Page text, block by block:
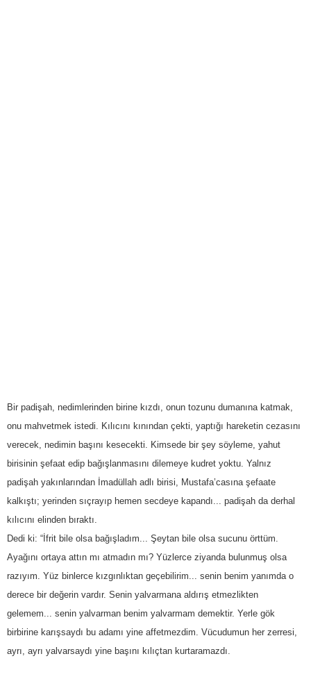
Bir padişah, nedimlerinden birine kızdı, onun tozunu dumanına katmak,
onu mahvetmek istedi. Kılıcını kınından çekti, yaptığı hareketin cezasını
verecek, nedimin başını kesecekti. Kimsede bir şey söyleme, yahut
birisinin şefaat edip bağışlanmasını dilemeye kudret yoktu. Yalnız
padişah yakınlarından İmadüllah adlı birisi, Mustafa’casına şefaate
kalkıştı; yerinden sıçrayıp hemen secdeye kapandı... padişah da derhal
kılıcını elinden bıraktı.
Dedi ki: “İfrit bile olsa bağışladım... Şeytan bile olsa sucunu örttüm.
Ayağını ortaya attın mı atmadın mı? Yüzlerce ziyanda bulunmuş olsa
razıyım. Yüz binlerce kızgınlıktan geçebilirim... senin benim yanımda o
derece bir değerin vardır. Senin yalvarmana aldırış etmezlikten
gelemem... senin yalvarman benim yalvarmam demektir. Yerle gök
birbirine karışsaydı bu adamı yine affetmezdim. Vücudumun her zerresi,
ayrı, ayrı yalvarsaydı yine başını kılıçtan kurtaramazdı.